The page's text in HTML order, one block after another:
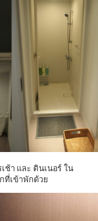
ช้า และ ดินเนอร์ ใน
ที่เข้าพักด้วย